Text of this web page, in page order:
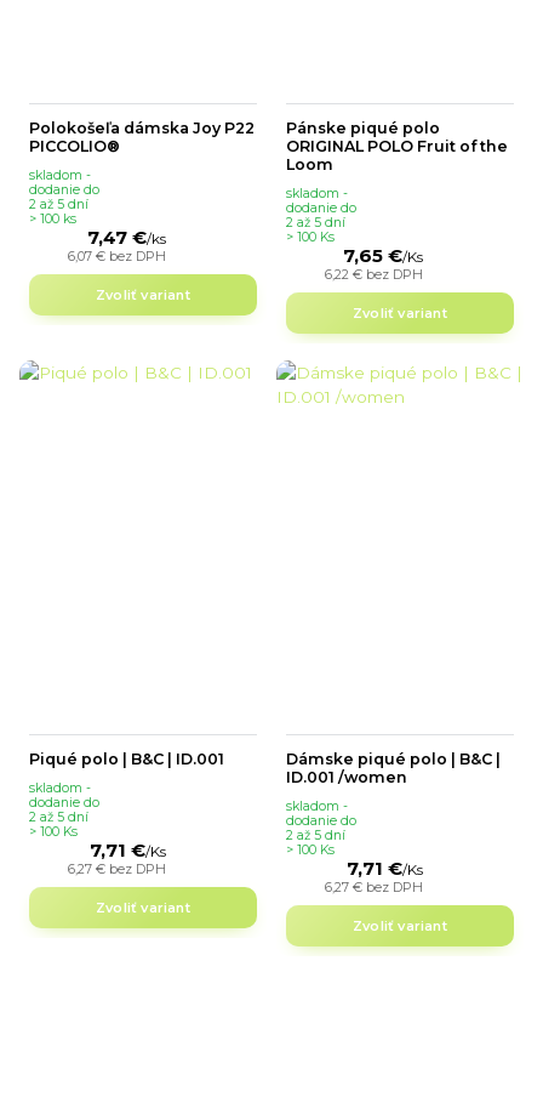
Polokošeľa dámska Joy P22
PICCOLIO®
7,47 €/ks
6,07 € bez DPH
skladom -
dodanie do
2 až 5 dní
> 100 ks
Zvoliť variant
Pánske piqué polo
ORIGINAL POLO Fruit of the
Loom
7,65 €/Ks
6,22 € bez DPH
skladom -
dodanie do
2 až 5 dní
> 100 Ks
Zvoliť variant
Piqué polo | B&C | ID.001
7,71 €/Ks
6,27 € bez DPH
skladom -
dodanie do
2 až 5 dní
> 100 Ks
Zvoliť variant
Dámske piqué polo | B&C |
ID.001 /women
7,71 €/Ks
6,27 € bez DPH
skladom -
dodanie do
2 až 5 dní
> 100 Ks
Zvoliť variant